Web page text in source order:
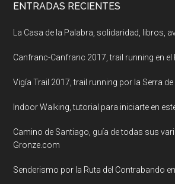
ENTRADAS RECIENTES
La Casa de la Palabra, solidaridad, libros,
Canfranc-Canfranc 2017, trail running en
Vigía Trail 2017, trail running por la Serra
Indoor Walking, tutorial para iniciarte en
Camino de Santiago, guía de todas sus
Gronze.com
Senderismo por la Ruta del Contrabando